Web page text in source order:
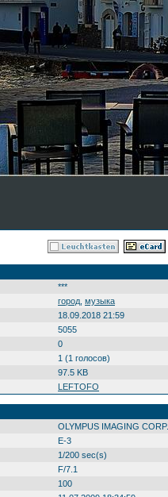
***
город музыка
18.09.2018 21:59
5055
0
1 (1 голосов)
97.5 KB
LEFTOFO
OLYMPUS IMAGING CORP.
E-3
1/200 sec(s)
F/7.1
100